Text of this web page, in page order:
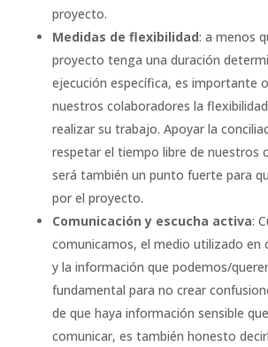
proyecto.
Medidas de flexibilidad: a menos
proyecto tenga una duración
ejecución específica, es importante
nuestros colaboradores la
realizar su trabajo. Apoyar la
respetar el tiempo libre de nuestros
será también un punto fuerte para
por el proyecto.
Comunicación y escucha activa:
comunicamos, el medio utilizado en
y la información que podemos/
fundamental para no crear
de que haya información sensible
comunicar, es también honesto